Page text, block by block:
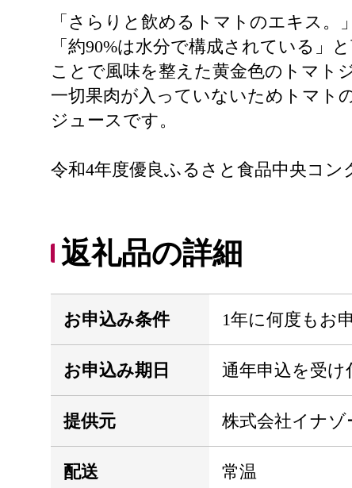
「さらりと飲めるトマトのエキス。」
「約90%は水分で構成されている
ことで風味を整えた黄金色のトマト
一切果肉が入っていないためトマト
ジュースです。
令和4年度優良ふるさと食品中央コ
返礼品の詳細
お申込み条件 1年に何度もお
お申込み期日 通年申込を受け
提供元 株式会社イナゾ
配送 常温